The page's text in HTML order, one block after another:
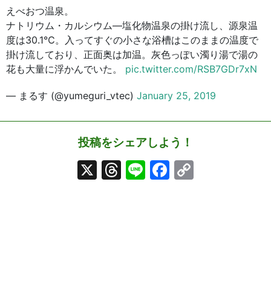
えべおつ温泉。
ナトリウム・カルシウム―塩化物温泉の掛け流し、源泉温
度は30.1℃。入ってすぐの小さな浴槽はこのままの温度で
掛け流しており、正面奥は加温。灰色っぽい濁り湯で湯の
花も大量に浮かんでいた。 pic.twitter.com/RSB7GDr7xN
— まるす (@yumeguri_vtec) January 25, 2019
投稿をシェアしよう！
X Threads
LineFacebook